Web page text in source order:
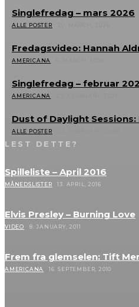
Singlefredag – mars 2026
ALLE POSTER
Fredagsvideo: Hannah
AMERICANA
Singlefredag – februar
AMERICANA
Dust of Daylight
ALLE POSTER
LEST DETTE?
Spilleliste – April 2016
MÅNEDSLISTER 13. APRIL, 2016
Elvis Presley – Burning Love
VIDEO 8. JANUARY, 2011
Frem fra glemselen: Tift
AMERICANA 16. SEPTEMBER, 2010